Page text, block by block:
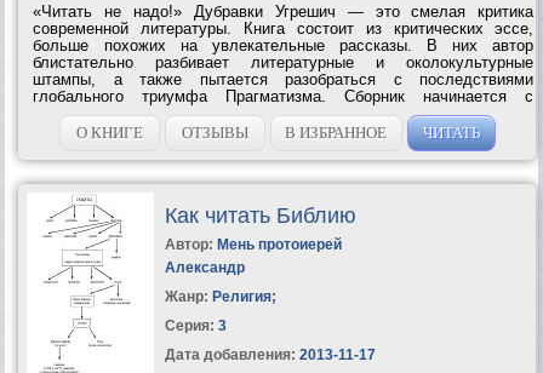
«Читать не надо!» Дубравки Угрешич — это смелая критика
современной литературы. Книга состоит из критических эссе,
больше похожих на увлекательные рассказы. В них автор
блистательно разбивает литературные и околокультурные
штампы, а также пытается разобраться с последствиями
глобального триумфа Прагматизма. Сборник начинается с
остроумной критики книгоиздательского дела, от которой Угрешич
переходит к гораздо более серьезным...
О КНИГЕ ОТЗЫВЫ В ИЗБРАННОЕ ЧИТАТЬ
Как читать Библию
Автор: Мень протоиерей
Александр
Жанр: Религия;
Серия: 3
Дата добавления: 2013-11-17